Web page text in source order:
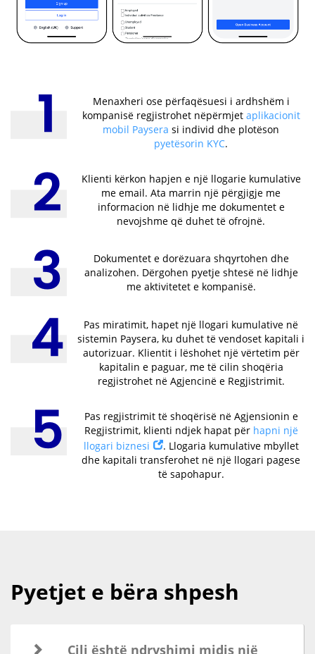
Menaxheri ose përfaqësuesi i ardhshëm i
kompanisë regjistrohet nëpërmjet aplikacionit
mobil Paysera si individ dhe plotëson
pyetësorin KYC.
Klienti kërkon hapjen e një llogarie kumulative
me email. Ata marrin një përgjigje me
informacion në lidhje me dokumentet e
nevojshme që duhet të ofrojnë.
Dokumentet e dorëzuara shqyrtohen dhe
analizohen. Dërgohen pyetje shtesë në lidhje
me aktivitetet e kompanisë.
Pas miratimit, hapet një llogari kumulative në
sistemin Paysera, ku duhet të vendoset kapitali i
autorizuar. Klientit i lëshohet një vërtetim për
kapitalin e paguar, me të cilin shoqëria
regjistrohet në Agjencinë e Regjistrimit.
Pas regjistrimit të shoqërisë në Agjensionin e
Regjistrimit, klienti ndjek hapat për hapni një
llogari biznesi
. Llogaria kumulative mbyllet
dhe kapitali transferohet në një llogari pagese
të sapohapur.
Pyetjet e bëra shpesh
Cili është ndryshimi midis një